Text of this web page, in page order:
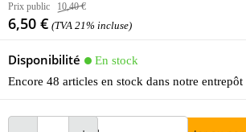
Prix public 10,40 €
6,50 € (TVA 21% incluse)
Disponibilité
En stock
Encore 48 articles en stock dans notre entrepôt